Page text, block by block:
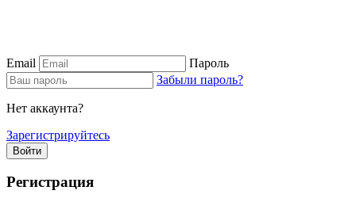
Email
Пароль
Забыли пароль?
Нет аккаунта?
Зарегистрируйтесь
Войти
Регистрация